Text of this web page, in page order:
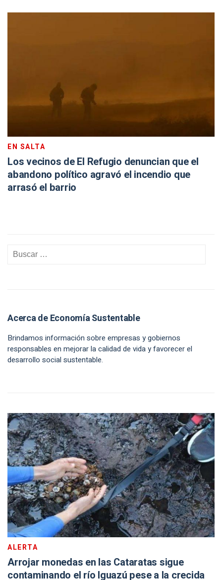
EN SALTA
Los vecinos de El Refugio denuncian que el
abandono político agravó el incendio que
arrasó el barrio
Acerca de Economía Sustentable
Brindamos información sobre empresas y gobiernos
responsables en mejorar la calidad de vida y favorecer el
desarrollo social sustentable.
ALERTA
Arrojar monedas en las Cataratas sigue
contaminando el río Iguazú pese a la crecida